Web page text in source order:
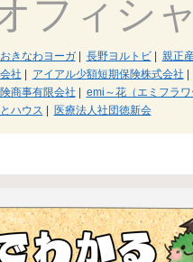
フィシ
おきなわヨーガ| 長野ヨルトビ|
親正
社
アイアル少額短期保険株式会社
商事有限会社
emi～花（エミフラワ
ハウス
医療法人社団徳新会